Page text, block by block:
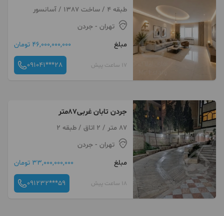
بازسازی
طبقه 4 / ساخت 1387 / آسانسور
تهران - جردن
مبلغ
46,000,000,000 تومان
17 ساعت پیش 091041***28
جردن تابان غربی87متر
87 متر / 2 اتاق / طبقه 2
تهران - جردن
مبلغ
33,000,000,000 تومان
18 ساعت پیش 091232***59